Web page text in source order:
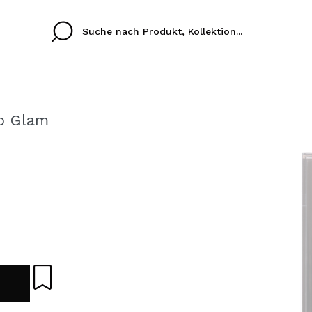
Ich habe hier kein
ICH
Durch die Erstellung
Einkäufe schnell
Glam
Ines
colori